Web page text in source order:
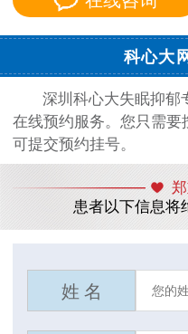
科心大
深圳科心大失眠抑郁
在线预约服务。您只需
可提交预约挂号。
患者以下信息将
姓 名